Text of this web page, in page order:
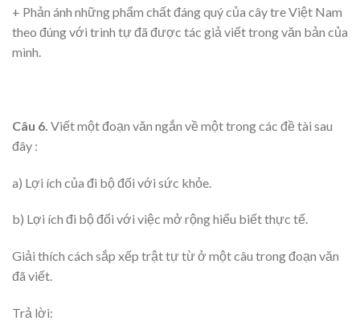
+ Phản ánh những phẩm chất đáng quý của cây tre Việt Nam
theo đúng với trình tự đã được tác giả viết trong văn bản của
mình.
Câu 6. Viết một đoạn văn ngắn về một trong các đề tài sau
đây :
a) Lợi ích của đi bộ đối với sức khỏe.
b) Lợi ích đi bộ đối với việc mở rộng hiểu biết thực tế.
Giải thích cách sắp xếp trật tự từ ở một câu trong đoạn văn
đã viết.
Trả lời: